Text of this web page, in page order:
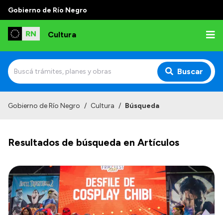
Gobierno de Río Negro
Cultura
Buscar
Funciones
Autoridades
Delegaciones
Normativa
Gobierno de Río Negro / Cultura / Búsqueda
Resultados de búsqueda en Artículos